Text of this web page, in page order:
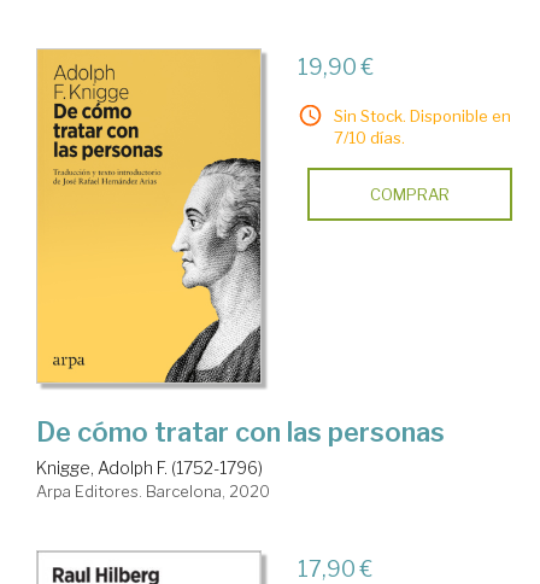
19,90 €
Sin Stock. Disponible en
7/10 días.
COMPRAR
De cómo tratar con las personas
Knigge, Adolph F. (1752-1796)
Arpa Editores. Barcelona, 2020
17,90 €